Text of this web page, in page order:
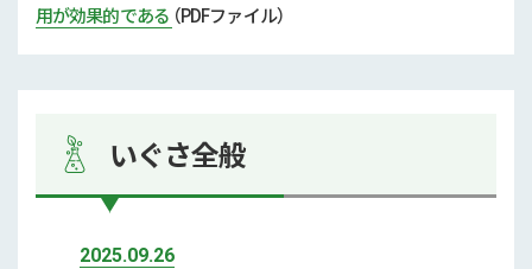
用が効果的である （PDFファイル）
いぐさ全般
2025.09.26